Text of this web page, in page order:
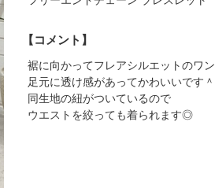
【コメント】
裾に向かってフレアシルエットのワン
足元に透け感があってかわいいです＾
同生地の紐がついているので
ウエストを絞っても着られます◎